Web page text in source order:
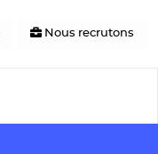
Nous recrutons